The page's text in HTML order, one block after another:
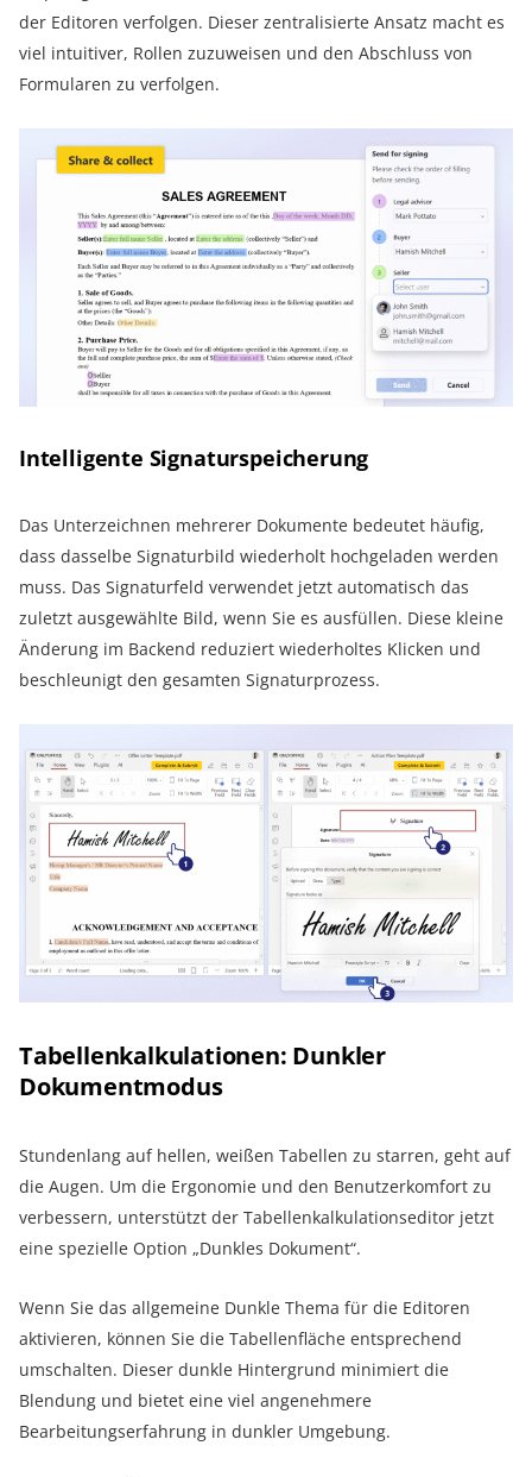
der Editoren verfolgen. Dieser zentralisierte Ansatz macht es
viel intuitiver, Rollen zuzuweisen und den Abschluss von
Formularen zu verfolgen.
Intelligente Signaturspeicherung
Das Unterzeichnen mehrerer Dokumente bedeutet häufig,
dass dasselbe Signaturbild wiederholt hochgeladen werden
muss. Das Signaturfeld verwendet jetzt automatisch das
zuletzt ausgewählte Bild, wenn Sie es ausfüllen. Diese kleine
Änderung im Backend reduziert wiederholtes Klicken und
beschleunigt den gesamten Signaturprozess.
Tabellenkalkulationen: Dunkler
Dokumentmodus
Stundenlang auf hellen, weißen Tabellen zu starren, geht auf
die Augen. Um die Ergonomie und den Benutzerkomfort zu
verbessern, unterstützt der Tabellenkalkulationseditor jetzt
eine spezielle Option „Dunkles Dokument“.
Wenn Sie das allgemeine Dunkle Thema für die Editoren
aktivieren, können Sie die Tabellenfläche entsprechend
umschalten. Dieser dunkle Hintergrund minimiert die
Blendung und bietet eine viel angenehmere
Bearbeitungserfahrung in dunkler Umgebung.